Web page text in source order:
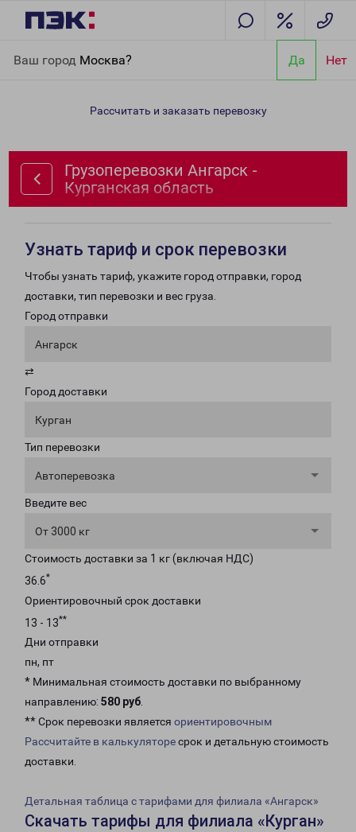
Ваш город Москва? Да Нет
область
Рассчитать и заказать перевозку
Грузоперевозки Ангарск -
Курганская область
Узнать тариф и срок перевозки
Чтобы узнать тариф, укажите город отправки, город
доставки, тип перевозки и вес груза.
Город отправки
Ангарск
⇄
Город доставки
Курган
Тип перевозки
Автоперевозка
Введите вес
От 3000 кг
Стоимость доставки за 1 кг (включая НДС)
36.6*
Ориентировочный срок доставки
13 - 13**
Дни отправки
пн, пт
* Минимальная стоимость доставки по выбранному
направлению: 580 руб.
** Срок перевозки является ориентировочным
Рассчитайте в калькуляторесрок и детальную стоимость
доставки.
Детальная таблица с тарифами для филиала «Ангарск»
Скачать тарифы для филиала «Курган»